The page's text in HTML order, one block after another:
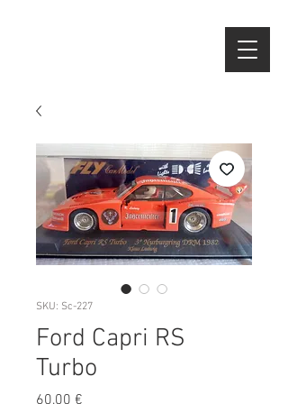
SKU: Sc-227
Ford Capri RS
Turbo
60,00 €